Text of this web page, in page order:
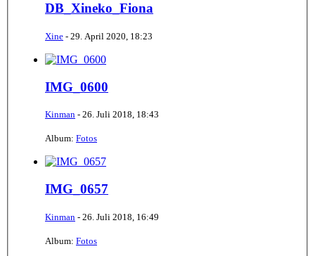
DB_Xineko_Fiona
Xine - 29. April 2020, 18:23
IMG_0600
Kinman - 26. Juli 2018, 18:43
Album: Fotos
IMG_0657
Kinman - 26. Juli 2018, 16:49
Album: Fotos